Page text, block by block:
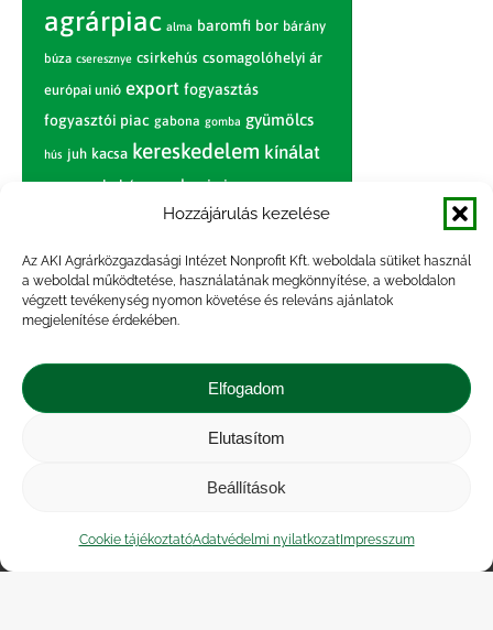
Hozzájárulás kezelése
Az AKI Agrárközgazdasági Intézet Nonprofit Kft. weboldala sütiket használ
a weboldal működtetése, használatának megkönnyítése, a weboldalon
végzett tevékenység nyomon követése és releváns ajánlatok
megjelenítése érdekében.
Elfogadom
Elutasítom
Beállítások
Cookie tájékoztatóAdatvédelmi nyilatkozatImpresszum
agrárpiac alma baromfi bor bárány
búza cseresznye csirkehús csomagolóhelyi ár
európai unió export fogyasztás
fogyasztói piac gabona gomba gyümölcs
hús juh kacsa kereskedelem kínálat
körte marhahús nagybani piac narancs
nemzetközi árinformációk
paradicsom piac piaci jelentés
pulyka pulykahús sertés sertéshús
szarvasmarha termelés
termelői
zöldség árak
átlagárértékesítési ár
Közérdekű adatok
| Adatvédelmi nyilatkozat
|